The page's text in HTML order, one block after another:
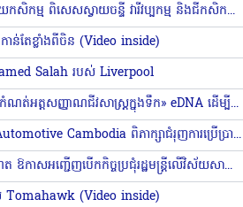
កម្ពុជា-ម៉ាឡេស៊ី ឯកភាពពង្រីកកិច្ចសហប្រតិបត្តិការលើវិស័យកសិកម្ម ពិសេសស្វាយចន្ទី វារីវប្បកម្ម និងជីកសិកម្ម បន្ថែមលើអង្ករ
ាន់តែខ្លាំងពីចិន (Video inside)
Salah របស់ Liverpool
កម្ពុជាធ្វើជាម្ចាស់ផ្ទះរៀបចំសិក្ខាសាលាថ្នាក់តំបន់ ស្តីពី «ការ​កំណត់​អត្តសញ្ញាណជីវសាស្រ្តក្នុងទឹក» eDNA ដើម្បីបង្កើន​ប្រសិទ្ធភាពនៃការអភិរក្សជីវចម្រុះ និងបរិស្ថានអេកូឡូស៊ី​ទន្លេមេគង្គ
រដ្ឋមន្ត្រីក្រសួងបរិស្ថាន និងក្រុមហ៊ុន Eco Energy EV Automotive Cambodia ពិភាក្សាជំរុញការប្រើប្រាស់រថយន្តថាមពលស្អាត
ប្រសាសន៍សំខាន់ៗរបស់ សម្តេចមហាបវរធិបតី ហ៊ុន ម៉ាណែត ឱកាសអញ្ជើញបើកកិច្ចប្រជុំរដ្ឋមន្ត្រីលើវិស័យ​សាធារណៈអាស៊ានលើកទី២៣ និងអាស៊ានបូក៣លើកទី៨
ស Tomahawk (Video inside)